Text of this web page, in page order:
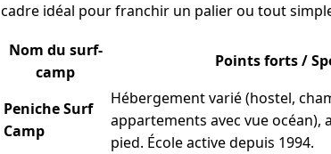
cadre idéal pour franchir un palier ou tout
Nom du surf-
camp
Points forts /
Peniche Surf
Camp
Hébergement varié (hostel,
appartements avec vue océan),
pied. École active depuis 1994.